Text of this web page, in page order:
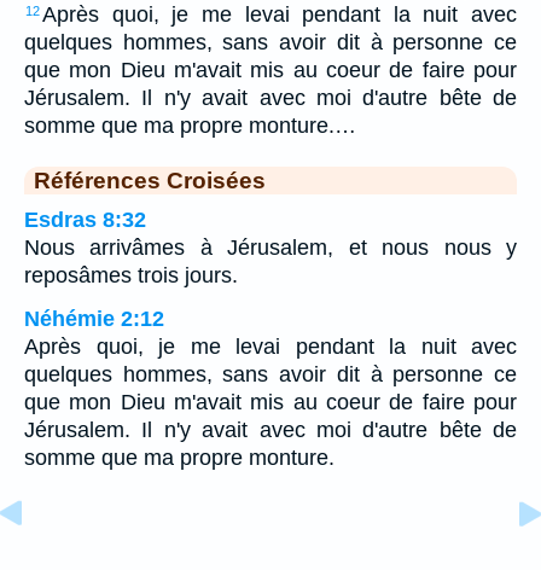
12Après quoi, je me levai pendant la nuit avec
quelques hommes, sans avoir dit à personne ce
que mon Dieu m'avait mis au coeur de faire pour
Jérusalem. Il n'y avait avec moi d'autre bête de
somme que ma propre monture.…
Références Croisées
Esdras 8:32
Nous arrivâmes à Jérusalem, et nous nous y
reposâmes trois jours.
Néhémie 2:12
Après quoi, je me levai pendant la nuit avec
quelques hommes, sans avoir dit à personne ce
que mon Dieu m'avait mis au coeur de faire pour
Jérusalem. Il n'y avait avec moi d'autre bête de
somme que ma propre monture.